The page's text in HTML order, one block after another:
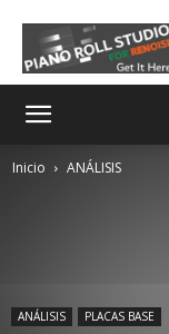
Inicio ANÁLISIS
ANÁLISIS PLACAS BASE